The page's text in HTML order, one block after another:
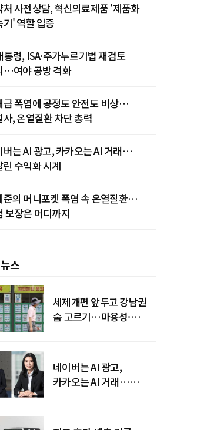
처 사전상담, 혁신의료제품 '제품화
기' 역할 입증
통령, ISA·주가누르기법 재검토
…여야 공방 격화
급 폭염에 공정도 안전도 비상…
사, 온열질환 차단 총력
버는 AI 광고, 카카오는 AI 거래…
린 수익화 시계
준의 머니포켓 폭염 속 온열질환…
보장은 어디까지
스
세제개편 앞두고 강남권
숨 고르기…마용성·
네이버는 AI 광고,
카카오는 AI 거래…